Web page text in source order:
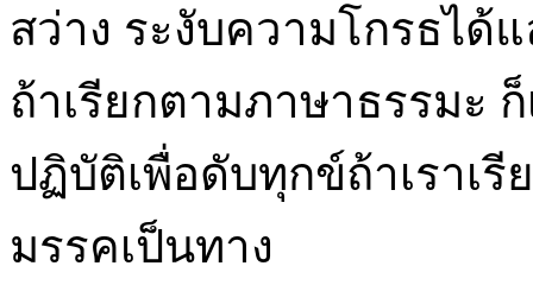
สว่าง ระงับความโกรธได้
ถ้าเรียกตามภาษาธรรมะ
ปฏิบัติเพื่อดับทุกข์ถ้าเราเ
มรรคเป็นทาง